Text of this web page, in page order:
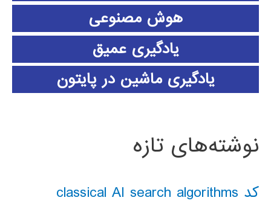
هوش مصنوعی
یادگیری عمیق
یادگیری ماشین در پایتون
نوشته‌های تازه
کد classical AI search algorithms